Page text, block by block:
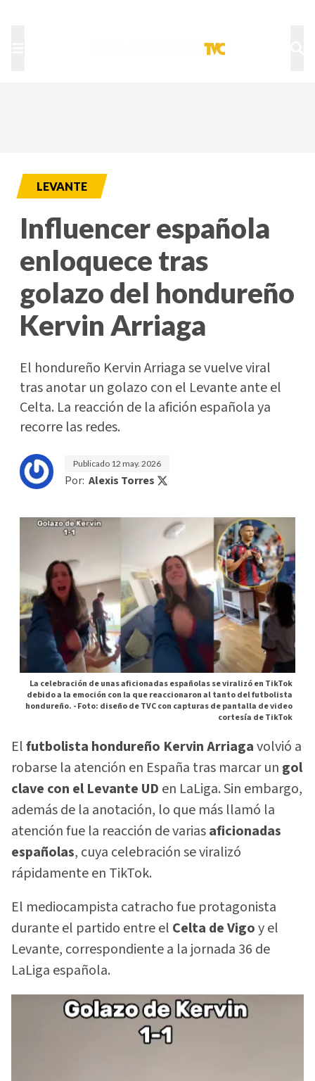
LEVANTE
Influencer española
enloquece tras
golazo del hondureño
Kervin Arriaga
El hondureño Kervin Arriaga se vuelve viral
tras anotar un golazo con el Levante ante el
Celta. La reacción de la afición española ya
recorre las redes.
Publicado 12 may. 2026
Por: Alexis Torres
La celebración de unas aficionadas españolas se viralizó en TikTok
debido a la emoción con la que reaccionaron al tanto del futbolista
hondureño. -Foto: diseño de TVC con capturas de pantalla de video
cortesía de TikTok
Elfutbolista hondureño Kervin Arriagavolvió a
robarse la atención en España tras marcar un gol
clave con el Levante UD en LaLiga. Sin embargo,
además de la anotación, lo que más llamó la
atención fue la reacción de variasaficionadas
españolas, cuya celebración se viralizó
rápidamente en TikTok.
El mediocampista catracho fue protagonista
durante el partido entre el Celta de Vigoy el
Levante, correspondiente a la jornada 36 de
LaLiga española.